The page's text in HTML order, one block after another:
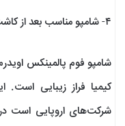
۴- شامپو مناسب بعد از کاشت مو اویدرم
شامپو فوم پالمینکس
کیمیا فراز زیبایی است.
شرکت‌های اروپایی است